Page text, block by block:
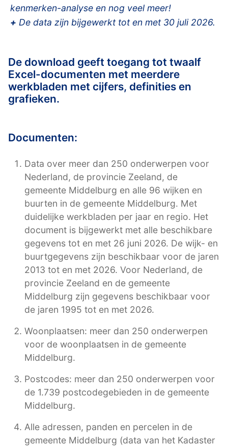
kenmerken-analyse en nog veel meer!
+ De data zijn bijgewerkt tot en met 30 juli 2026.
De download geeft toegang tot twaalf
Excel-documenten met meerdere
werkbladen met cijfers, definities en
grafieken.
Documenten:
Data over meer dan 250 onderwerpen voor
Nederland, de provincie Zeeland, de
gemeente Middelburg en alle 96 wijken en
buurten in de gemeente Middelburg. Met
duidelijke werkbladen per jaar en regio. Het
document is bijgewerkt met alle beschikbare
gegevens tot en met 26 juni 2026. De wijk- en
buurtgegevens zijn beschikbaar voor de jaren
2013 tot en met 2026. Voor Nederland, de
provincie Zeeland en de gemeente
Middelburg zijn gegevens beschikbaar voor
de jaren 1995 tot en met 2026.
Woonplaatsen: meer dan 250 onderwerpen
voor de woonplaatsen in de gemeente
Middelburg.
Postcodes: meer dan 250 onderwerpen voor
de 1.739 postcodegebieden in de gemeente
Middelburg.
Alle adressen, panden en percelen in de
gemeente Middelburg (data van het Kadaster